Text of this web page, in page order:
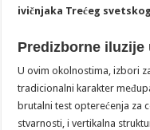
ivičnjaka Trećeg
Predizborne iluzije
U ovim okolnostima, izbori
tradicionalni karakter
brutalni test opterećenja za
stvarnosti, i vertikalna